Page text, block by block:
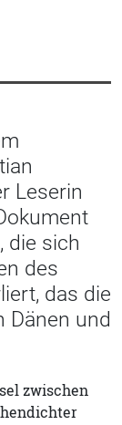
Leserin
die sich
des
das die
Dänen und
zwischen